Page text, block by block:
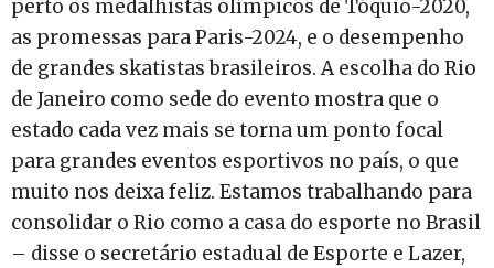
perto os medalhistas olímpicos de Tóquio-2020,
as promessas para Paris-2024, e o desempenho
de grandes skatistas brasileiros. A escolha do Rio
de Janeiro como sede do evento mostra que o
estado cada vez mais se torna um ponto focal
para grandes eventos esportivos no país, o que
muito nos deixa feliz. Estamos trabalhando para
consolidar o Rio como a casa do esporte no Brasil
– disse o secretário estadual de Esporte e Lazer,